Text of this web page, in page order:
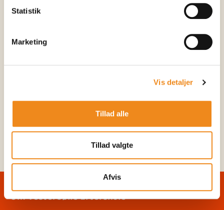
Statistik
Marketing
Vis detaljer
Tillad alle
Tillad valgte
Afvis
Om Vesterbølle Efterskole